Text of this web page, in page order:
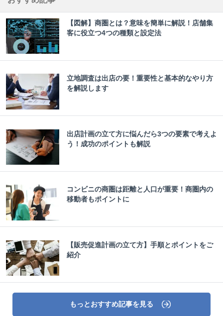
【図解】商圏とは？意味を簡単に解説！店舗集
客に役立つ4つの種類と設定法
立地調査は出店の要！重要性と基本的なやり方
を解説します
出店計画の立て方に悩んだら3つの要素で考えよ
う！成功のポイントも解説
コンビニの商圏は距離と人口が重要！商圏内の
移動者もポイントに
【販売促進計画の立て方】手順とポイントをご
紹介
もっとおすすめ記事を見る